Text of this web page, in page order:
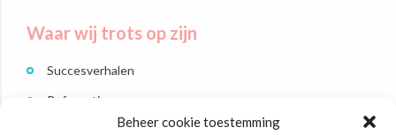
Beheer cookie toestemming
Waar wij trots op zijn
Succesverhalen
Referenties